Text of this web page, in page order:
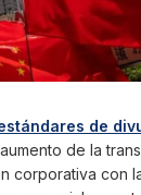
de
de la
corporativa con